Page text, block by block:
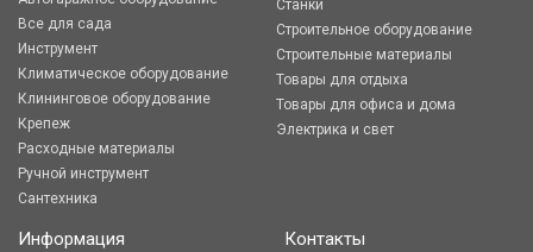
Все для сада
Инструмент
Климатическое оборудование
Клининговое оборудование
Крепеж
Расходные материалы
Ручной инструмент
Сантехника
Станки
Строительное оборудование
Строительные материалы
Товары для отдыха
Товары для офиса и дома
Электрика и свет
Информация Контакты